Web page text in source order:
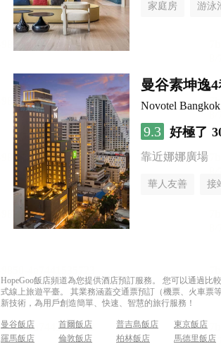
家庭房 游泳
曼谷素坤逸
Novotel
9.3 好極了
靠近娜娜廣場
華人友善 接
HopeGoo飯店頻道為您提供酒店預訂服務。 您可以通過
式線上旅遊平臺。 其業務涵蓋交通票預訂（機票、火車票
新技術，為用戶創造簡單、快速、智慧的旅行服務！
曼谷飯店 首爾飯店 普吉島飯店 東京飯店
羅馬飯店
倫敦飯店 柏林飯店 馬德里飯店